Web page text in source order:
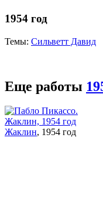
1954 год
Темы: Сильветт Давид
Еще работы
Жаклин, 1954 год